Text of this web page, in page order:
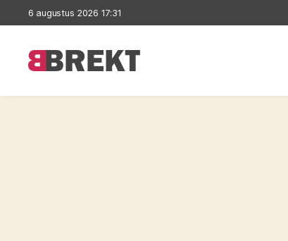
6 augustus 2026 17:31